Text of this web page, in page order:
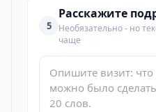
5
Расскажите
Необязательно - но
чаще